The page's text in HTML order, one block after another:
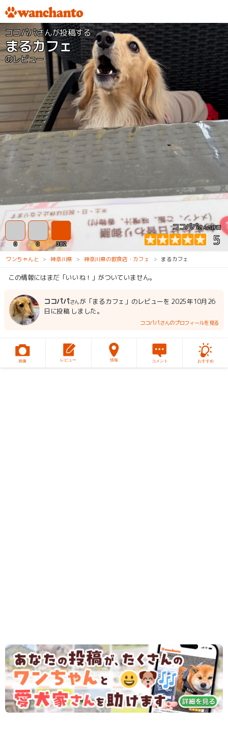
ココパパさんが投稿する
まるカフェ
のレビュー
ココパパさんの評価
5
0 0 382
ワンちゃんと 神奈川県 神奈川県の飲食店・カフェ まるカフェ
この情報にはまだ「いいね！」がついていません。
ココパパさんが「まるカフェ」のレビューを 2025年10月26
日に投稿 しました。
ココパパさんのプロフィールを見る
画像 レビュー 情報 コメント おすすめ